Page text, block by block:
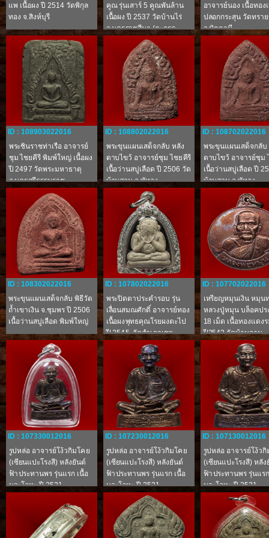
แพ เนื้อผง ปี 2514 วัดพิกุล
ทอง จ.สิงห์บุรี
คูณ รุ่นเสาร์ 5 คูณพันล้าน
เนื้อผง ปี 2537 วัดบ้านไร่
จ.นครราชสีมา (ตะกรุด
อาจารย์นอง เนื้อทอง
ปลอกกระสุน วัดทรา
จ.ปัตตานี
ID : 108903022016
พระชินราชท่าเรือ อาจารย์
ชุม ไชยคีรี พิมพ์ใหญ่ เนื้อผง
ปี 2497 วัดพระมหาธาตุ
จ.นครศรีธรรมราช
ID : 108802022016
พระขุนแผนเสด็จกลับ หลัง
ดาบไขว้ อาจารย์ชุม ไชยคีรี
เนื้อว่านสบู่เลือด ปี 2506 วัด
บ้านสวน จ.พัทลุง
ID : 108702022016
พระขุนแผนเสด็จกลับ
ดาบไขว้ อาจารย์ชุม
เนื้อว่านสบู่เลือด ปี
บ้านสวน จ.พัทลุง
ID : 108302022016
พระขุนแผนเสด็จกลับ พิธีวัด
ถ้ำเขาเงิน จ.ชุมพร ปี 2506
เนื้อว่านสบู่เลือด พิมพ์ใหญ่
ID : 107802022016
พระปิดตาประคำรอบ รุ่น
เลื่อนสมณศักดิ์ อาจารย์ทอง
เนื้อผงพุทธคุณโรยผงตะไป
ปี 2545 วัดสำเภาเชย
ID : 107702022016
เหรียญหมุนเงิน หมุน
หลวงปู่หมุน บล็อคปร
18 เม็ด เนื้อทองแดง
ปี2543 วัดบ้านจาน
ID : 107330012016
รูปหล่อ อาจารย์โง้วกิมโคย
(เซียนแปะโรงสี) หลังยันต์
ฟ้าประทานพร รุ่นแรก เนื้อ
นวะโลหะ ปี 2521
ID : 107230012016
รูปหล่อ อาจารย์โง้วกิมโคย
(เซียนแปะโรงสี) หลังยันต์
ฟ้าประทานพร รุ่นแรก เนื้อ
นวะโลหะ ปี 2521
ID : 107130012016
รูปหล่อ อาจารย์โง้ว
(เซียนแปะโรงสี) หลั
ฟ้าประทานพร รุ่นแร
นวะโลหะ ปี 2521
จ.ปทุมธานี